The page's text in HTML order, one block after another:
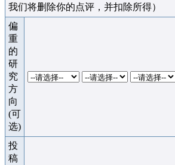
我们将删除你的点评，并扣除所得）
偏
重
的
研
究
方
向
(可
选)
投
稿